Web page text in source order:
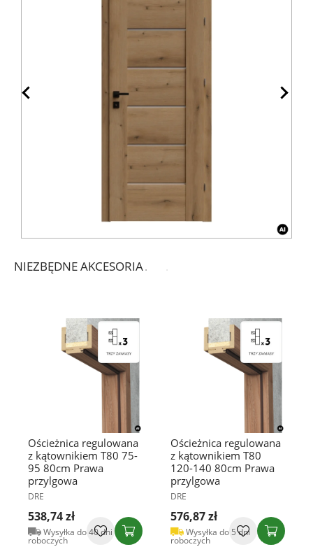
NIEZBĘDNE AKCESORIA
Ościeżnica regulowana
z kątownikiem T80 75-
95 80cm Prawa
przylgowa
DRE
538,74 zł
Wysyłka do 40 dni
roboczych
Ościeżnica regulowana
z kątownikiem T80
120-140 80cm Prawa
przylgowa
DRE
576,87 zł
Wysyłka do 5 dni
roboczych